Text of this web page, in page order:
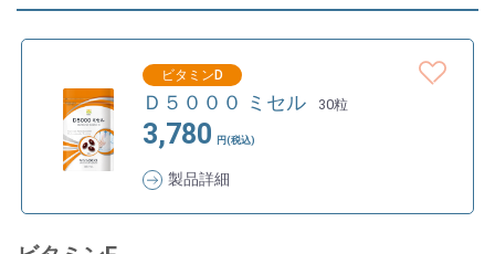
ビタミンD
Ｄ５０００ ミセル 30粒
3,780 円(税込)
製品詳細